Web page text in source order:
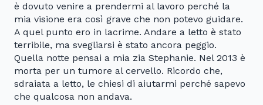
è dovuto venire a prendermi al lavoro perché la
mia visione era così grave che non potevo guidare.
A quel punto ero in lacrime. Andare a letto è stato
terribile, ma svegliarsi è stato ancora peggio.
Quella notte pensai a mia zia Stephanie. Nel 2013 è
morta per un tumore al cervello. Ricordo che,
sdraiata a letto, le chiesi di aiutarmi perché sapevo
che qualcosa non andava.